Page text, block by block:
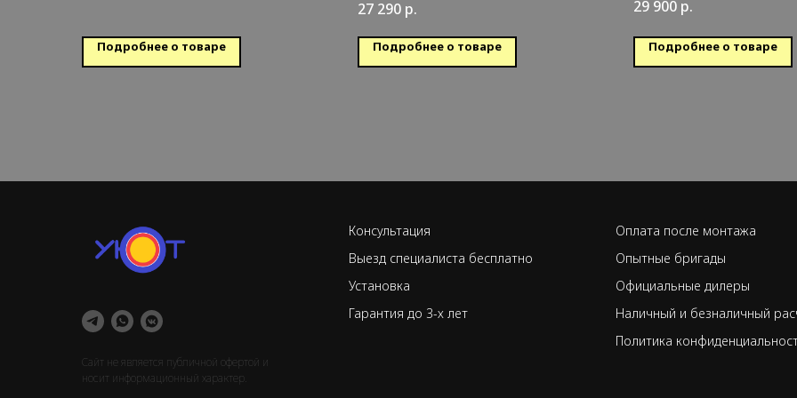
Подробнее о товаре
обогрев
Обслуживаемая площадь: 20 кв.м.
27 290 р.
Подробнее о товаре
обогрев
29 900 р.
Подробнее о товаре
Сайт не является публичной офертой и
носит информационный характер.
Консультация
Выезд специалиста бесплатно
Установка
Гарантия до 3-х лет
Оплата после монтажа
Опытные бригады
Официальные дилеры
Наличный и безналичный
Политика